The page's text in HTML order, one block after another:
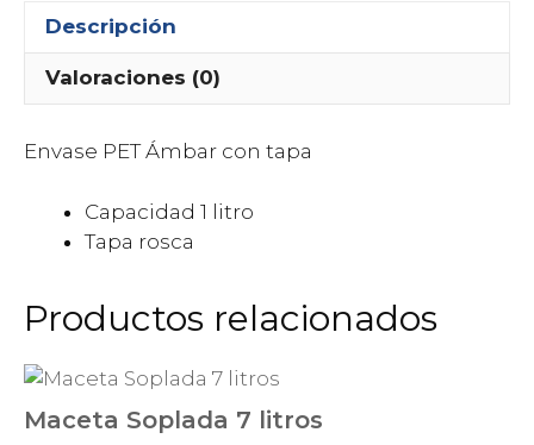
Descripción
Valoraciones (0)
Envase PET Ámbar con tapa
Capacidad 1 litro
Tapa rosca
Productos relacionados
Maceta Soplada 7 litros